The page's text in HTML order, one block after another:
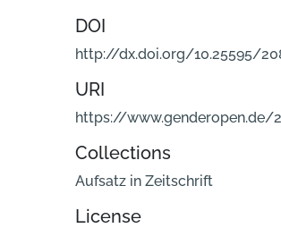
DOI
http://dx.doi.org/10.25595/
URI
https://www.genderopen.de/
Collections
Aufsatz in Zeitschrift
License